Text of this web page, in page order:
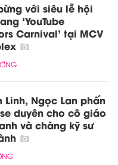
với siêu lễ hội
'YouTube
Carnival' tại MCV
Linh, Ngọc Lan phấn
duyên cho cô giáo
và chàng kỹ sư